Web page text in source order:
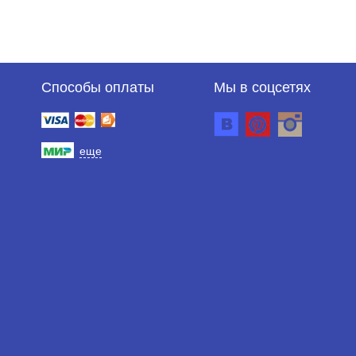
Способы оплаты
еще
Мы в соцсетях